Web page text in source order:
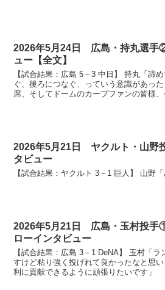
2026年5月24日 広島・持丸選
ュー【全文】
【試合結果：広島 5－3 中日】 持丸「諦
ぐ、後ろにつなぐ、っていう意識があっ
席、そしてドームのカープファンの皆様
ー、6回見事な逆転打、持丸選手です。素
2026年5月21日 ヤクルト・山
タビュー
【試合結果：ヤクルト 3－1 巨人】 山野
2026年5月21日 広島・玉村投
ローインタビュー
【試合結果：広島 3－1 DeNA】 玉村「
すけど粘り強く投げれて良かったなと思
利に貢献できるように頑張りたいです」